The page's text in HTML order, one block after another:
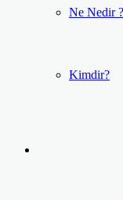
Ne Nedir ?
Kimdir?